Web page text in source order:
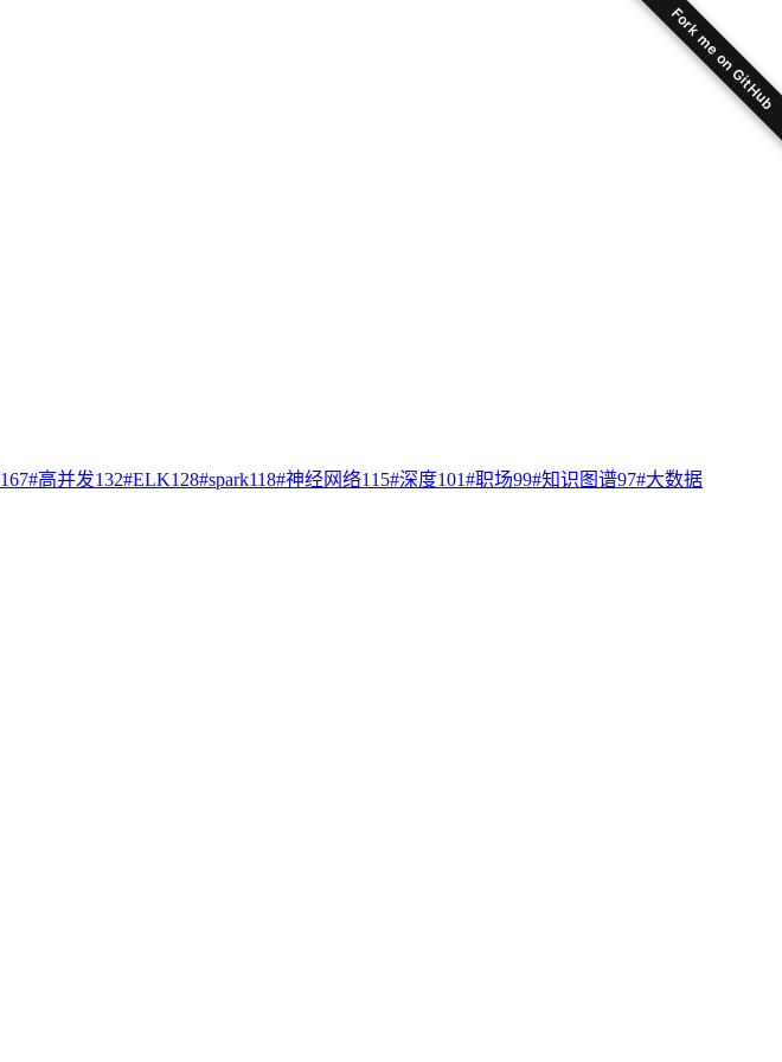
Fork me on GitHub
167#高并发132#ELK128#spark118#神经网络115#深度101#职场99#知识图谱97#大数据